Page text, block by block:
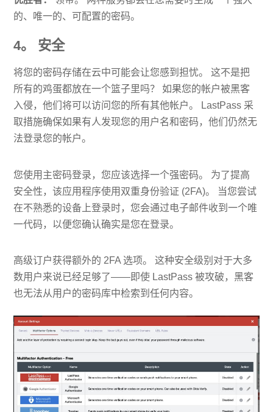
的、唯一的、可配置的密码。
4。 安全
将您的密码存储在云中可能会让您感到担忧。 这不是把
所有的鸡蛋都放在一个篮子里吗？ 如果您的帐户被黑客
入侵，他们将可以访问您的所有其他帐户。 LastPass 采
取措施确保如果有人发现您的用户名和密码，他们仍然无
法登录您的帐户。
您使用主密码登录，您应该选择一个强密码。 为了提高
安全性，该应用程序使用双重身份验证 (2FA)。 当您尝试
在不熟悉的设备上登录时，您会通过电子邮件收到一个唯
一代码，以便您确认确实是您在登录。
高级订户获得额外的 2FA 选项。 这种安全级别对于大多
数用户来说已经足够了——即使 LastPass 被攻破，黑客
也无法从用户的密码库中检索到任何内容。